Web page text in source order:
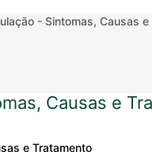
- Sintomas, Causas
Causas e